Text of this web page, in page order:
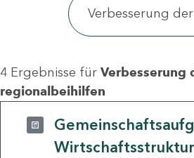
4 Ergebnisse für Verbesserung
regionalbeihilfen